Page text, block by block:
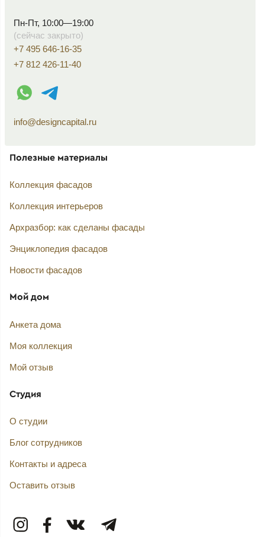
Пн-Пт, 10:00—19:00
(сейчас закрыто)
+7 495 646-16-35
+7 812 426-11-40
WhatsApp контакт
Telegram контакт
info@designcapital.ru
Полезные материалы
Коллекция фасадов
Коллекция интерьеров
Архразбор: как сделаны фасады
Энциклопедия фасадов
Новости фасадов
Мой дом
Анкета дома
Моя коллекция
Мой отзыв
Студия
О студии
Блог сотрудников
Контакты и адреса
Оставить отзыв